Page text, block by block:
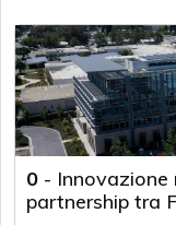
0 - Innovazione
partnership tra